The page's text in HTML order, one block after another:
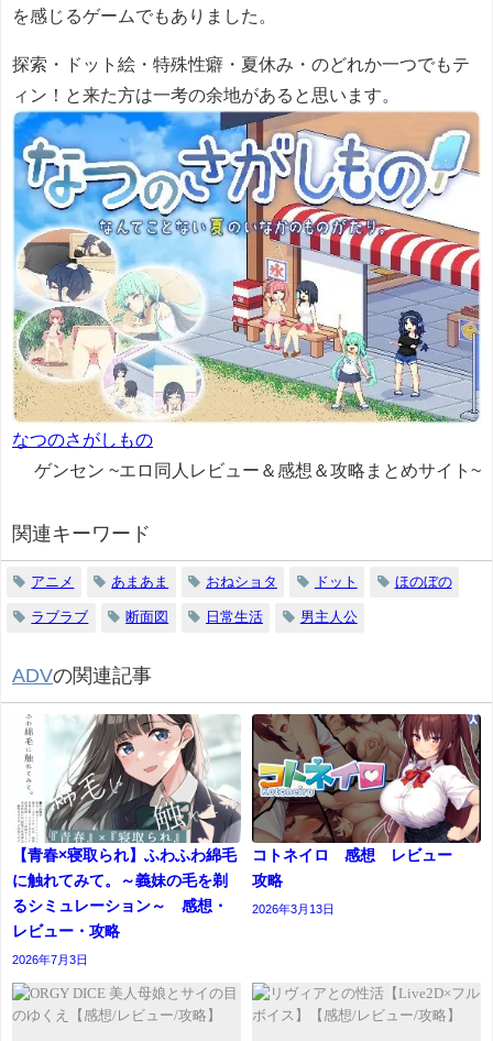
を感じるゲームでもありました。
探索・ドット絵・特殊性癖・夏休み・のどれか一つでもテ
ィン！と来た方は一考の余地があると思います。
なつのさがしもの
ゲンセン ~エロ同人レビュー＆感想＆攻略まとめサイト~
関連キーワード
アニメ あまあま おねショタ ドット ほのぼの
ラブラブ 断面図 日常生活 男主人公
ADVの関連記事
【青春×寝取られ】ふわふわ綿毛
に触れてみて。～義妹の毛を剃
るシミュレーション～ 感想・
レビュー・攻略
2026年7月3日
コトネイロ 感想 レビュー
攻略
2026年3月13日